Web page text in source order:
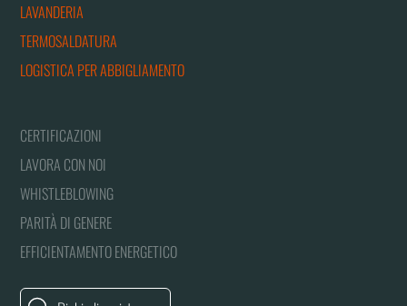
LAVANDERIA
TERMOSALDATURA
LOGISTICA PER ABBIGLIAMENTO
CERTIFICAZIONI
LAVORA CON NOI
WHISTLEBLOWING
PARITÀ DI GENERE
EFFICIENTAMENTO ENERGETICO